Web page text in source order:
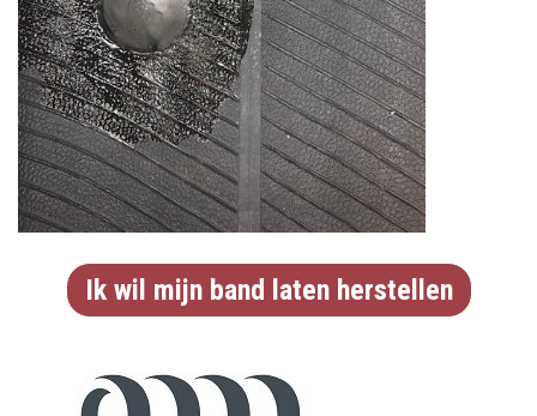
Ik wil mijn band laten herstellen